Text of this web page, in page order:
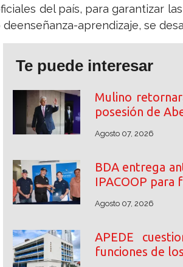
del país, para garantizar
aprendizaje, se
Te puede interesar
Mulino
posesión de
Agosto 07, 2026
BDA entrega
IPACOOP
Agosto 07, 2026
APEDE
funciones de